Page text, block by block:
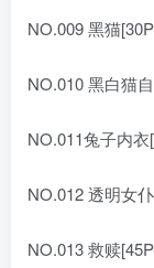
NO.009 黑猫
NO.010 黑白猫
NO.011兔子内
NO.012 透明女
NO.013 救赎